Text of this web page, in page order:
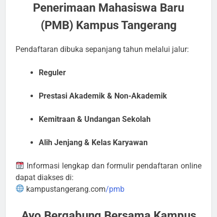
Penerimaan Mahasiswa Baru
(PMB) Kampus Tangerang
Pendaftaran dibuka sepanjang tahun melalui jalur:
Reguler
Prestasi Akademik & Non-Akademik
Kemitraan & Undangan Sekolah
Alih Jenjang & Kelas Karyawan
Informasi lengkap dan formulir pendaftaran online
dapat diakses di:
kampustangerang.com/pmb